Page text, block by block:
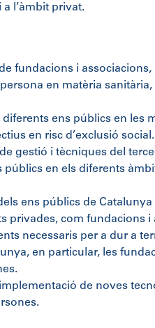
l’àmbit privat.
fundacions i associacions,
en matèria
ens públics en les
en risc d’exclusió social.
gestió i tècniques del
en els diferents
ens públics de
privades, com fundacions i
necessaris per a dur a
en particular, les
de noves